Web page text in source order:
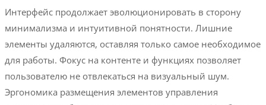
Интерфейс продолжает эволюционировать в сторону
минимализма и интуитивной понятности. Лишние
элементы удаляются, оставляя только самое необходимое
для работы. Фокус на контенте и функциях позволяет
пользователю не отвлекаться на визуальный шум.
Эргономика размещения элементов управления